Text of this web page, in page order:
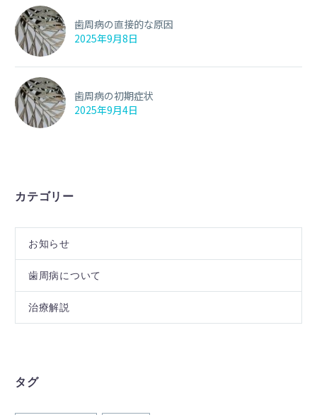
歯周病の直接的な原因
2025年9月8日
歯周病の初期症状
2025年9月4日
カテゴリー
お知らせ
歯周病について
治療解説
タグ